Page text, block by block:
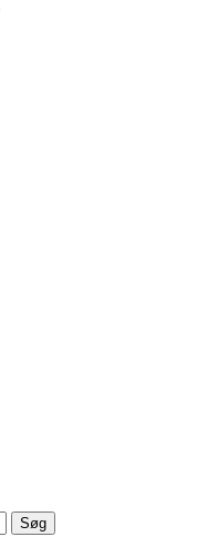
Søg